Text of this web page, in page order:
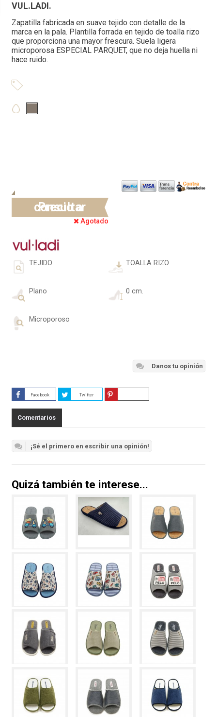
VUL.LADI.
Zapatilla fabricada en suave tejido con detalle de la
marca en la pala. Plantilla forrada en tejido de toalla rizo
que proporciona una mayor frescura. Suela ligera
microporosa ESPECIAL PARQUET, que no deja huella ni
hace ruido.
Precio a consultar
Agotado
TEJIDO TOALLA RIZO
Plano 0 cm.
Microporoso
Danos tu opinión
Facebook Twitter
Comentarios
¡Sé el primero en escribir una opinión!
Quizá también te interese...